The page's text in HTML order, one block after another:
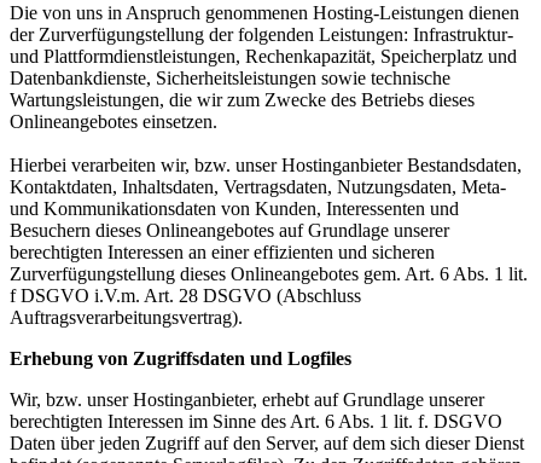
Die von uns in Anspruch genommenen Hosting-Leistungen dienen
der Zurverfügungstellung der folgenden Leistungen: Infrastruktur-
und Plattformdienstleistungen, Rechenkapazität, Speicherplatz und
Datenbankdienste, Sicherheitsleistungen sowie technische
Wartungsleistungen, die wir zum Zwecke des Betriebs dieses
Onlineangebotes einsetzen.
Hierbei verarbeiten wir, bzw. unser Hostinganbieter Bestandsdaten,
Kontaktdaten, Inhaltsdaten, Vertragsdaten, Nutzungsdaten, Meta-
und Kommunikationsdaten von Kunden, Interessenten und
Besuchern dieses Onlineangebotes auf Grundlage unserer
berechtigten Interessen an einer effizienten und sicheren
Zurverfügungstellung dieses Onlineangebotes gem. Art. 6 Abs. 1 lit.
f DSGVO i.V.m. Art. 28 DSGVO (Abschluss
Auftragsverarbeitungsvertrag).
Erhebung von Zugriffsdaten und Logfiles
Wir, bzw. unser Hostinganbieter, erhebt auf Grundlage unserer
berechtigten Interessen im Sinne des Art. 6 Abs. 1 lit. f. DSGVO
Daten über jeden Zugriff auf den Server, auf dem sich dieser Dienst